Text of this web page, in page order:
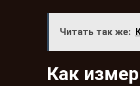
Читать так же:
Как